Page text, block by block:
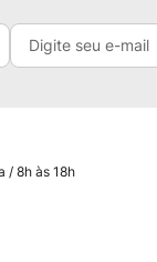
/ 8h às 18h